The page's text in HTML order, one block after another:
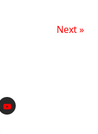
Next »